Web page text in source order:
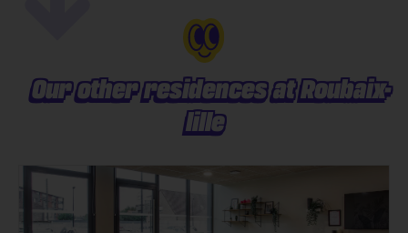
Our other residences at Roubaix-
lille